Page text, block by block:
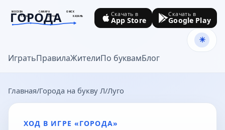
МОСКВА САМАРА
ОМСК
ТУЛА
СОЧИ КАЗАНЬ
ГОРОДА
goroda-na.ru
ИгратьПравилаЖителиПо буквамБлог
Скачать в
App Store
Скачать в
Google Play
Главная Города на букву Л Луго
ХОД В ИГРЕ «ГОРОДА»